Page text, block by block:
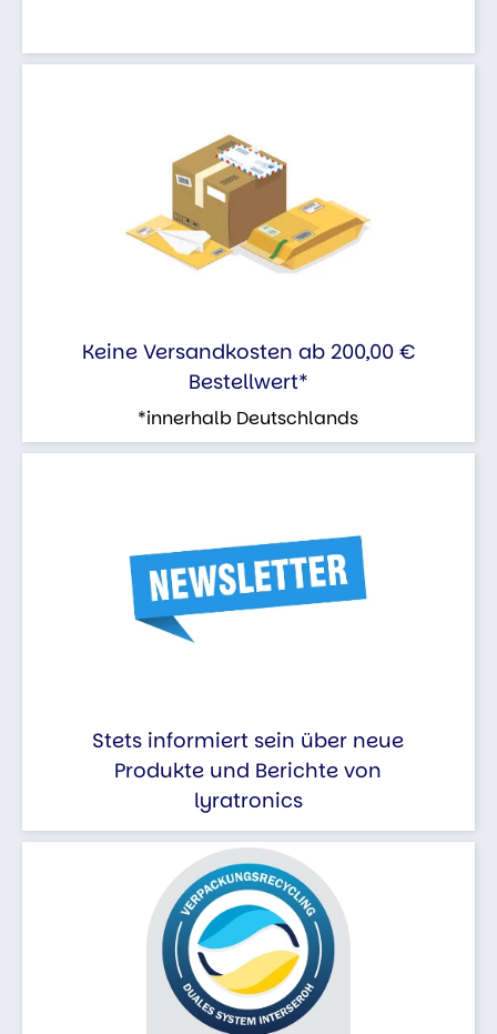
Keine Versandkosten ab 200,00 €
Bestellwert*
*innerhalb Deutschlands
Stets informiert sein über neue
Produkte und Berichte von
lyratronics